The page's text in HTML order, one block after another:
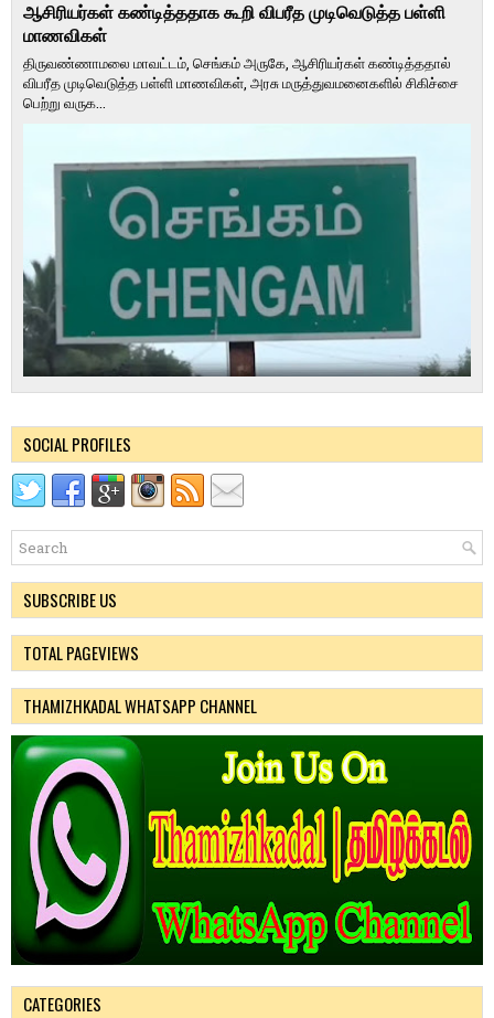
ஆசிரியர்கள் கண்டித்ததாக கூறி விபரீத முடிவெடுத்த பள்ளி
மாணவிகள்
திருவண்ணாமலை மாவட்டம், செங்கம் அருகே, ஆசிரியர்கள் கண்டித்ததால்
விபரீத முடிவெடுத்த பள்ளி மாணவிகள், அரசு மருத்துவமனைகளில் சிகிச்சை
பெற்று வருக...
SOCIAL PROFILES
SUBSCRIBE US
TOTAL PAGEVIEWS
THAMIZHKADAL WHATSAPP CHANNEL
CATEGORIES